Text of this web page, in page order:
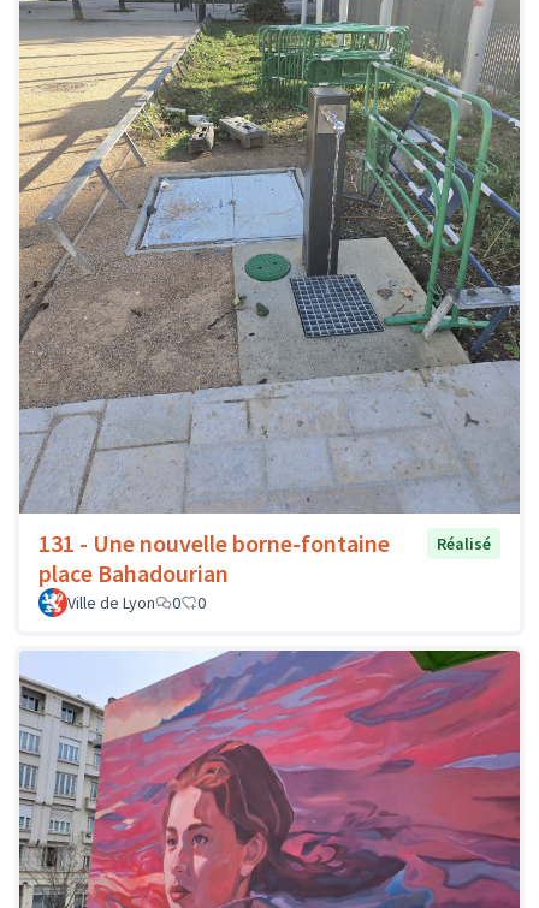
131 - Une nouvelle borne-fontaine
place Bahadourian
Réalisé
Ville de Lyon 0 0